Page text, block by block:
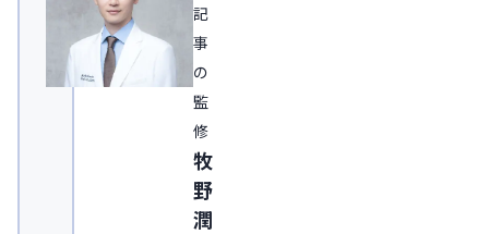
記
事
の
監
修
牧
野
潤